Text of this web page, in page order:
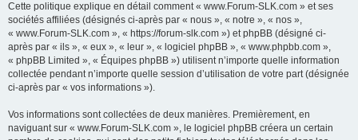
Cette politique explique en détail comment « www.Forum-SLK.com » et ses
sociétés affiliées (désignés ci-après par « nous », « notre », « nos »,
« www.Forum-SLK.com », « https://forum-slk.com ») et phpBB (désigné ci-
après par « ils », « eux », « leur », « logiciel phpBB », « www.phpbb.com »,
« phpBB Limited », « Équipes phpBB ») utilisent n’importe quelle information
collectée pendant n’importe quelle session d’utilisation de votre part (désignée
ci-après par « vos informations »).
Vos informations sont collectées de deux manières. Premièrement, en
naviguant sur « www.Forum-SLK.com », le logiciel phpBB créera un certain